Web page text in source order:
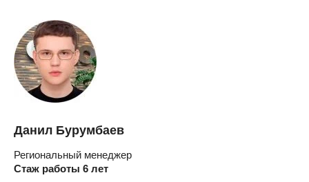
Данил Бурумбаев
Региональный менеджер
Стаж работы 6 лет